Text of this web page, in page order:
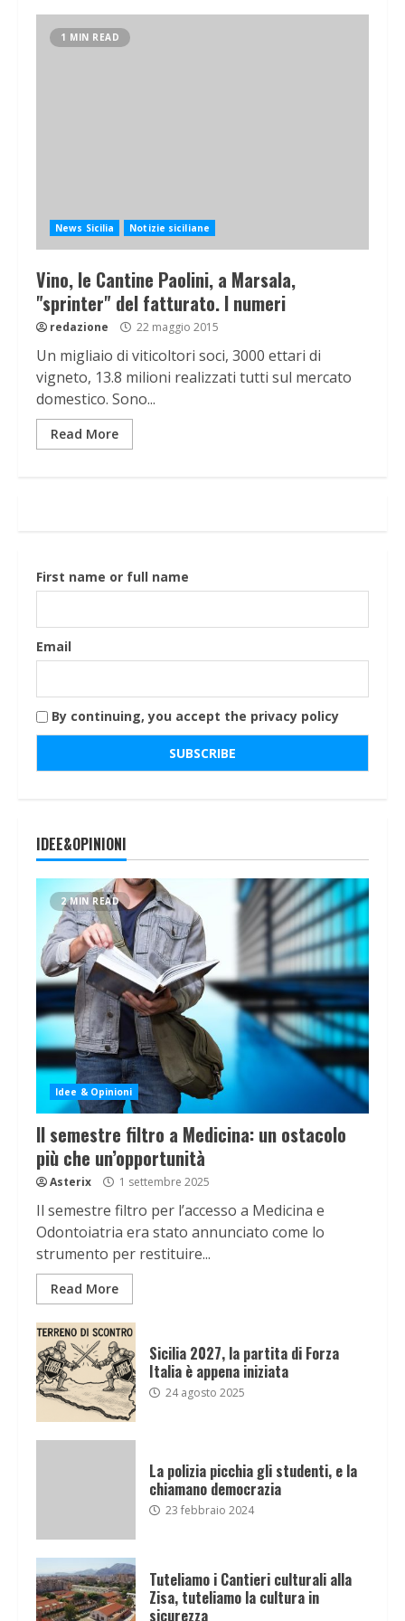
1 MIN READ
News Sicilia Notizie siciliane
Vino, le Cantine Paolini, a Marsala,
"sprinter" del fatturato. I numeri
redazione 22 maggio 2015
Un migliaio di viticoltori soci, 3000 ettari di
vigneto, 13.8 milioni realizzati tutti sul mercato
domestico. Sono...
Read More
First name or full name
Email
By continuing, you accept the privacy policy
IDEE&OPINIONI
2 MIN READ
Idee & Opinioni
Il semestre filtro a Medicina: un ostacolo
più che un’opportunità
Asterix 1 settembre 2025
Il semestre filtro per l’accesso a Medicina e
Odontoiatria era stato annunciato come lo
strumento per restituire...
Read More
Sicilia 2027, la partita di Forza
Italia è appena iniziata
24 agosto 2025
La polizia picchia gli studenti, e la
chiamano democrazia
23 febbraio 2024
Tuteliamo i Cantieri culturali alla
Zisa, tuteliamo la cultura in
sicurezza